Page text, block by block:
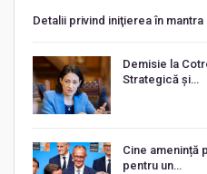
Detalii privind iniţierea în
Demisie la
Strategică și…
Cine amenință
pentru un…